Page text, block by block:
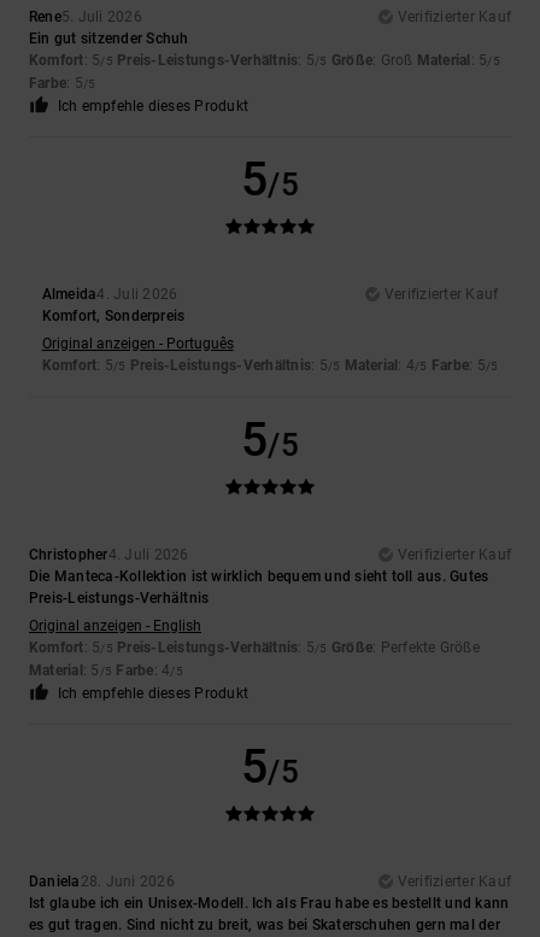
Rene5. Juli 2026
Verifizierter Kauf
Ein gut sitzender Schuh
Komfort: 5/5 Preis-Leistungs-Verhältnis: 5/5 Größe: Groß Material : 5/5
Farbe: 5/5
Ich empfehle dieses Produkt
5/5
Almeida4. Juli 2026
Verifizierter Kauf
Komfort, Sonderpreis
Original anzeigen - Português
Komfort: 5/5 Preis-Leistungs-Verhältnis: 5/5 Material : 4/5 Farbe: 5/5
5/5
Christopher4. Juli 2026
Verifizierter Kauf
Die Manteca-Kollektion ist wirklich bequem und sieht toll aus. Gutes
Preis-Leistungs-Verhältnis
Original anzeigen - English
Komfort: 5/5 Preis-Leistungs-Verhältnis: 5/5 Größe: Perfekte Größe
Material : 5 /5 Farbe: 4/5
Ich empfehle dieses Produkt
5/5
Daniela 28. Juni 2026
Verifizierter Kauf
Ist glaube ich ein Unisex-Modell. Ich als Frau habe es bestellt und kann
es gut tragen. Sind nicht zu breit, was bei Skaterschuhen gern mal der